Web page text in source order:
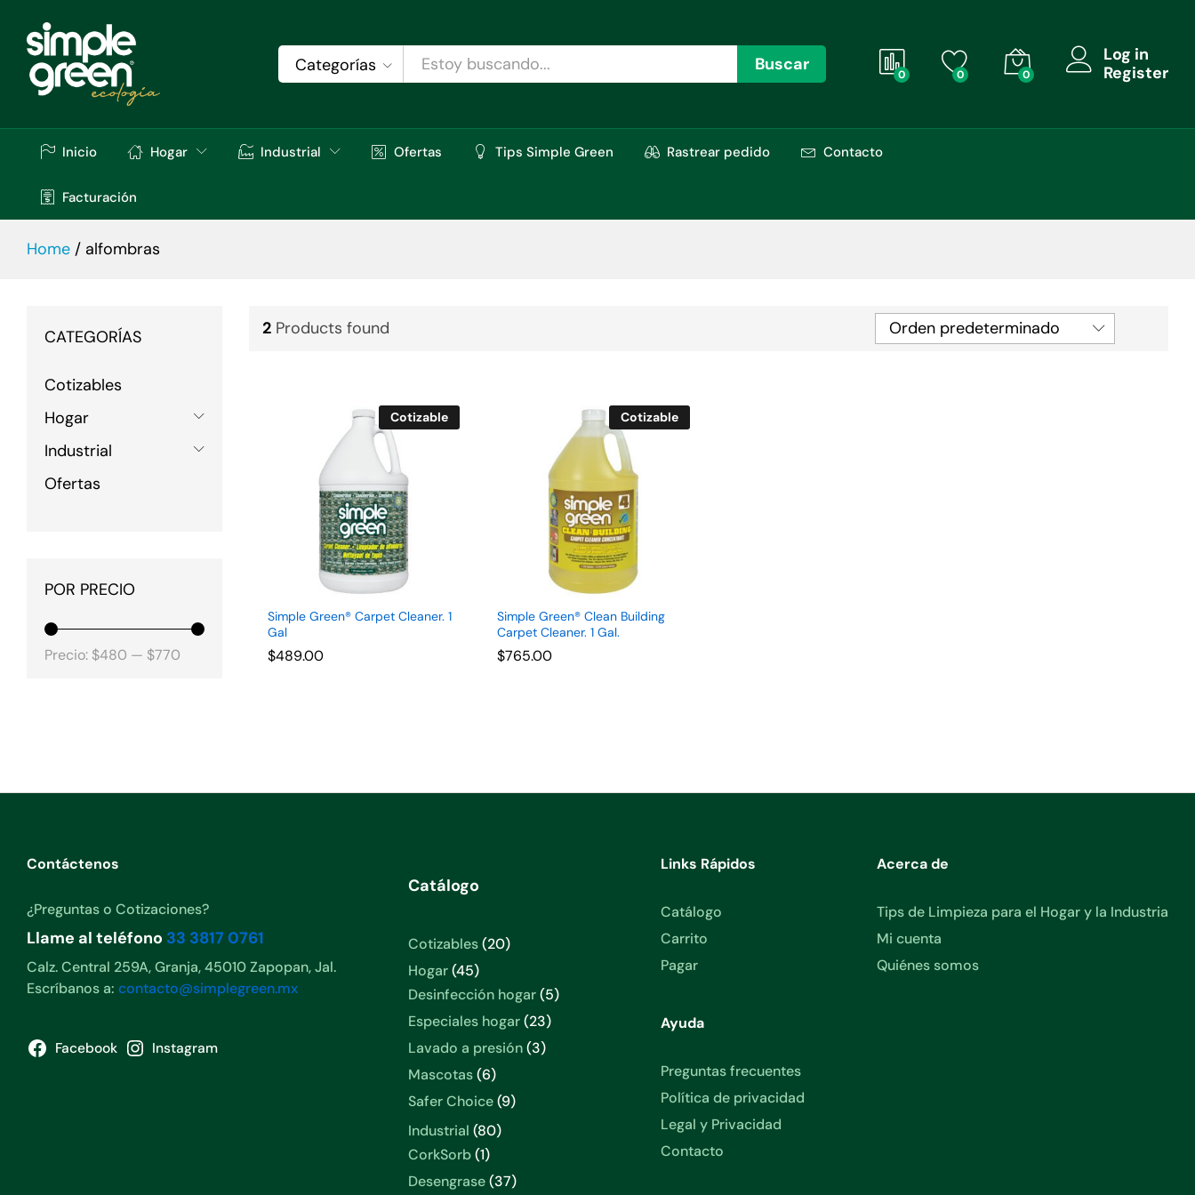
Categorías Buscar 0 0 0
Log in
Register
Inicio Hogar Industrial Ofertas Tips Simple Green Rastrear pedido Contacto
Facturación
Home / alfombras
2 Products found Orden predeterminado
Cotizable
Simple Green® Carpet Cleaner. 1
Gal
$489.00
$489.00
Cotizable
Simple Green® Clean Building
Carpet Cleaner. 1 Gal.
$765.00
$765.00
CATEGORÍAS
Cotizables
Hogar
Industrial
Ofertas
POR PRECIO
Precio: $480 — $770
Contáctenos
¿Preguntas o Cotizaciones?
Llame al teléfono 33 3817 0761
Calz. Central 259A, Granja, 45010 Zapopan, Jal.
Escríbanos a: contacto@simplegreen.mx
Facebook Instagram
Catálogo
Cotizables 2020
Hogar 4545
productos
Desinfección hogar 55
Especiales hogar 2323
productos
Lavado a presión 33
Mascotas 66
productos
Safer Choice 99
Industrial 8080
CorkSorb 11
producto
Desengrase 3737
Links Rápidos
Catálogo
Carrito
Pagar
Ayuda
Preguntas frecuentes
Política de privacidad
Legal y Privacidad
Contacto
Acerca de
Tips de Limpieza para el Hogar y la Industria
Mi cuenta
Quiénes somos